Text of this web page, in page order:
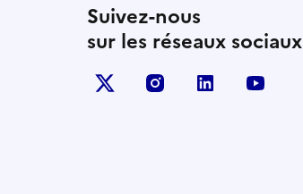
Suivez-nous
sur les réseaux sociaux
X (anciennement Twitter)
instagramlinkedin